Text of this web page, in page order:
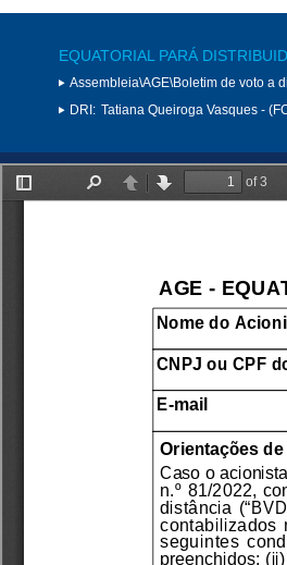
EQUATORIAL PARÁ
Assembleia\AGE\Boletim de voto a
DRI: Tatiana Queiroga Vasques -